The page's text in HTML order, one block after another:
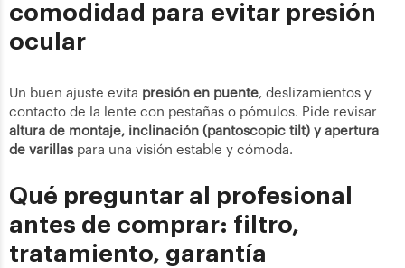
comodidad para evitar presión
ocular
Un buen ajuste evita presión en puente, deslizamientos y
contacto de la lente con pestañas o pómulos. Pide revisar
altura de montaje, inclinación (pantoscopic tilt) y apertura
de varillaspara una visión estable y cómoda.
Qué preguntar al profesional
antes de comprar: filtro,
tratamiento, garantía